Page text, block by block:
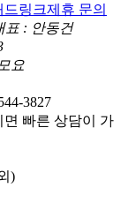
드링크제휴 문의
표 : 안동건
요
3827
빠른 상담이 가
)